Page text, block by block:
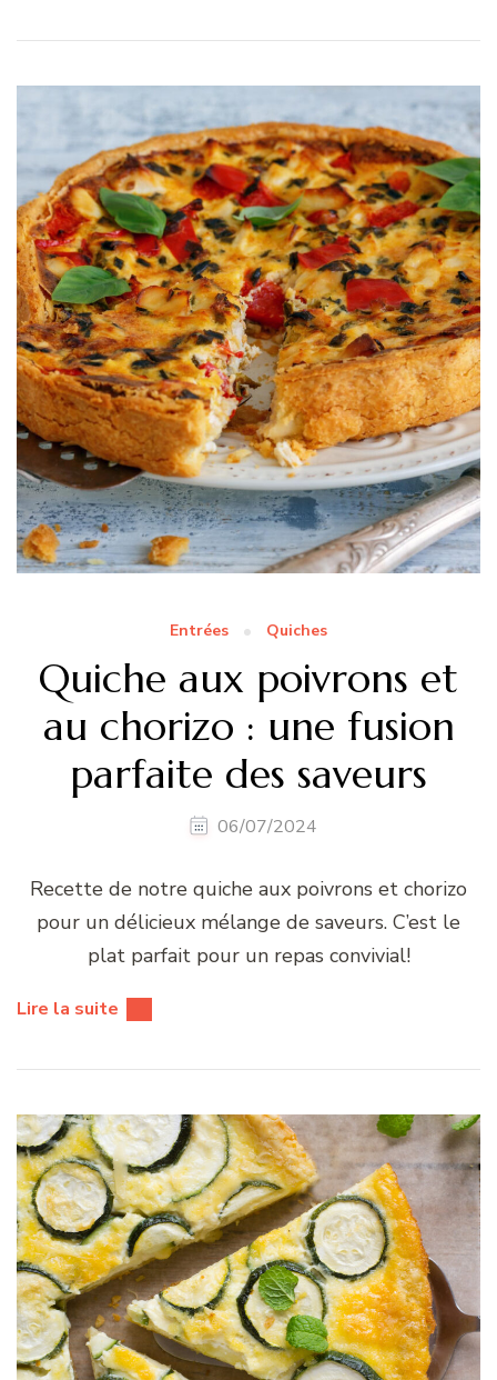
Entrées Quiches
Quiche aux poivrons et
au chorizo : une fusion
parfaite des saveurs
06/07/2024
Recette de notre quiche aux poivrons et chorizo
pour un délicieux mélange de saveurs. C’est le
plat parfait pour un repas convivial!
Lire la suite